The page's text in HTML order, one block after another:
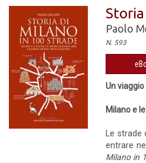
Paolo
N. 593
Un
Milano e
Le
entrare
Milano in